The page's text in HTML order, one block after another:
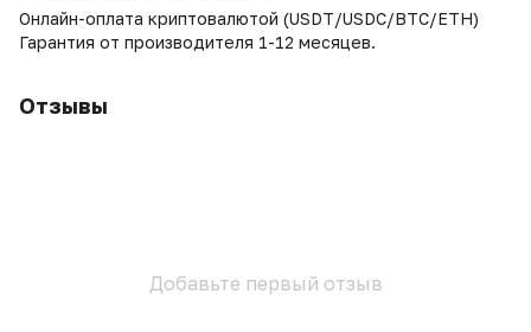
Онлайн-оплата криптовалютой (USDT/USDC/BTC/ETH)
Гарантия от производителя 1-12 месяцев.
Отзывы
Добавьте первый отзыв